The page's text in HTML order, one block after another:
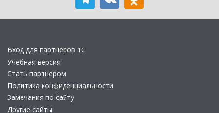
Вход для партнеров 1С
Учебная версия
Стать партнером
Политика конфиденциальности
Замечания по сайту
Другие сайты